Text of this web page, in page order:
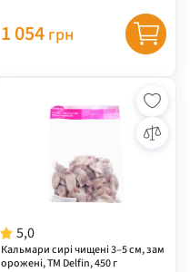
1 054 грн
5,0
Кальмари сирі чищені 3–5 см, зам
орожені, ТМ Delfin, 450 г